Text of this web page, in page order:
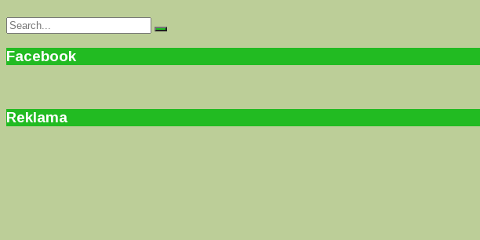
Search
for:
Search
Facebook
Reklama